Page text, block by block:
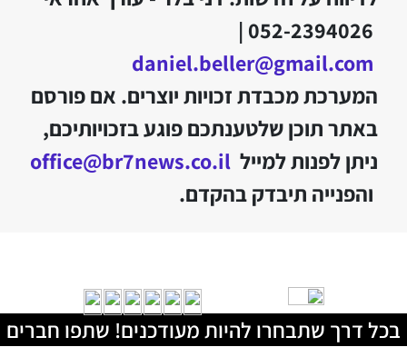
052-2394026 |
daniel.beller@gmail.com
המערכת מכבדת זכויות יוצרים. אם פורסם
באתר תוכן שלטענתכם פוגע בזכויותיכם,
ניתן לפנות למייל office@br7news.co.il
והפנייה תיבדק בהקדם.
בכל דרך שתבחרו להיות מעודכנים! שתפו חברים